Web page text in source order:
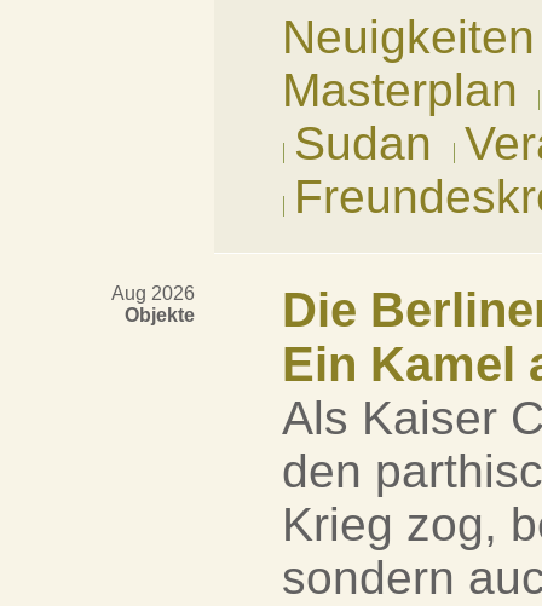
Masterplan
Sudan
Aug 2026
Objekte
Die
Ein Kamel
Als Kaiser
den
Krieg zog,
sondern